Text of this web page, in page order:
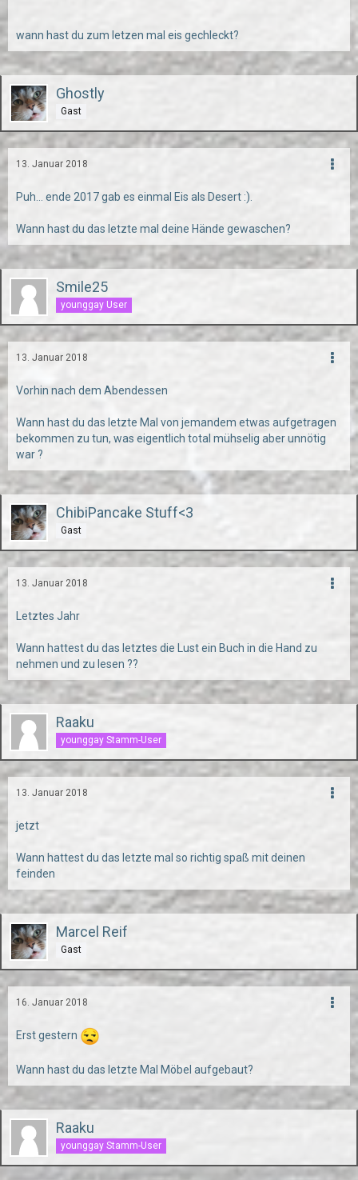
wann hast du zum letzen mal eis gechleckt?
Ghostly
Gast
13. Januar 2018
Puh... ende 2017 gab es einmal Eis als Desert :).
Wann hast du das letzte mal deine Hände gewaschen?
Smile25
younggay User
13. Januar 2018
Vorhin nach dem Abendessen
Wann hast du das letzte Mal von jemandem etwas aufgetragen
bekommen zu tun, was eigentlich total mühselig aber unnötig
war ?
ChibiPancake Stuff<3
Gast
13. Januar 2018
Letztes Jahr
Wann hattest du das letztes die Lust ein Buch in die Hand zu
nehmen und zu lesen ??
Raaku
younggay Stamm-User
13. Januar 2018
jetzt
Wann hattest du das letzte mal so richtig spaß mit deinen
feinden
Marcel Reif
Gast
16. Januar 2018
Erst gestern
Wann hast du das letzte Mal Möbel aufgebaut?
Raaku
younggay Stamm-User